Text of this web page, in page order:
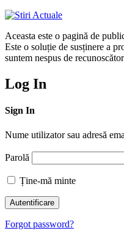
Aceasta este o pagină de
Este o soluție de susținere a
suntem nespus de
Log In
Sign In
Nume utilizator sau adresă
Parolă
Ține-mă minte
Forgot password?